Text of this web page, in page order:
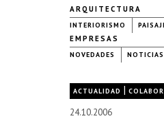
ARQUITECTURA
INTERIORISMO
EMPRESAS
NOVEDADES NOTICIAS
ACTUALIDAD |
24.10.2006